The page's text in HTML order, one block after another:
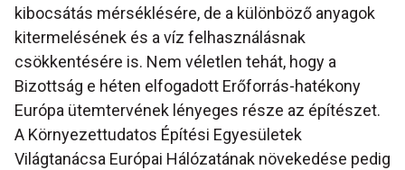
kibocsátás mérséklésére, de a különböző anyagok
kitermelésének és a víz felhasználásnak
csökkentésére is. Nem véletlen tehát, hogy a
Bizottság e héten elfogadott Erőforrás-hatékony
Európa ütemtervének lényeges része az építészet.
A Környezettudatos Építési Egyesületek
Világtanácsa Európai Hálózatának növekedése pedig